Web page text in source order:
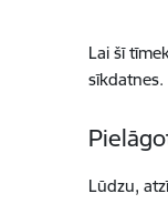
Lai šī
sīkdatnes.
Lūdzu,